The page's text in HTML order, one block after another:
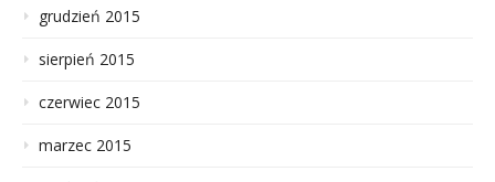
grudzień 2015
sierpień 2015
czerwiec 2015
marzec 2015